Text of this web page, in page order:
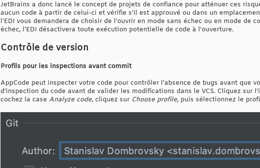
JetBrains a donc lancé le concept de projets de confiance pour atténuer ces
aucun code à partir de celui-ci et vérifie s'il est approuvé ou dans un
l'EDI vous demandera de choisir de l'ouvrir en mode sans échec ou en mode de
échec, l'EDI désactivera toute exécution potentielle de code à l'ouverture.
Contrôle de version
Profils pour les inspections avant commit
AppCode peut inspecter votre code pour contrôler l'absence de bugs avant que
d'inspection du code avant de valider les modifications dans le VCS. Cliquez sur
cochez la case Analyze code, cliquez sur Choose profile, puis sélectionnez le